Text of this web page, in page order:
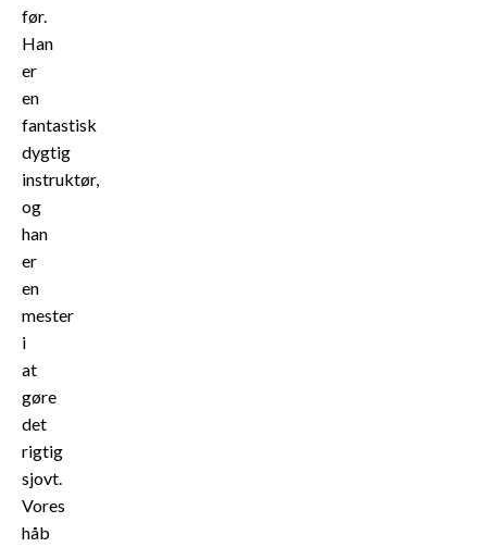
før.
Han
er
en
fantastisk
dygtig
instruktør,
og
han
er
en
mester
i
at
gøre
det
rigtig
sjovt.
Vores
håb